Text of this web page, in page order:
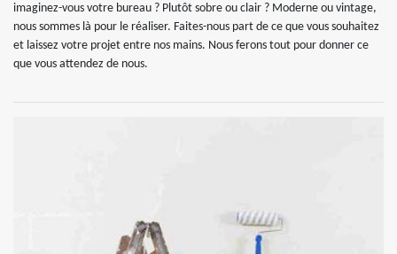
imaginez-vous votre bureau ? Plutôt sobre ou clair ? Moderne ou vintage,
nous sommes là pour le réaliser. Faites-nous part de ce que vous souhaitez
et laissez votre projet entre nos mains. Nous ferons tout pour donner ce
que vous attendez de nous.